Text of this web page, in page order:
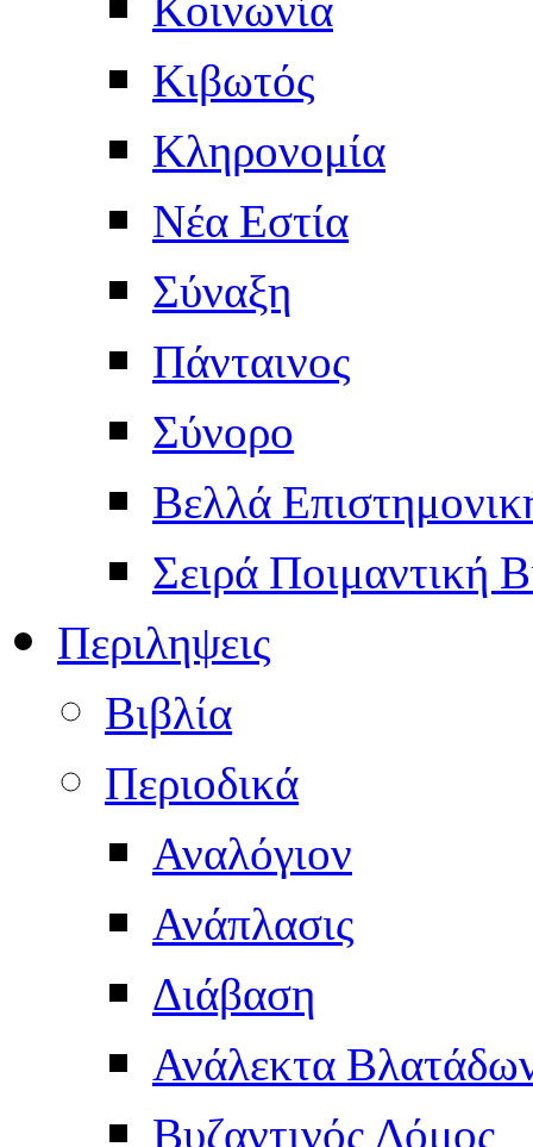
Κιβωτός
Κληρονομία
Νέα Εστία
Σύναξη
Πάνταινος
Σύνορο
Βελλά
Σειρά Ποιμαντική
Περιληψεις
Βιβλία
Περιοδικά
Αναλόγιον
Ανάπλασις
Διάβαση
Ανάλεκτα